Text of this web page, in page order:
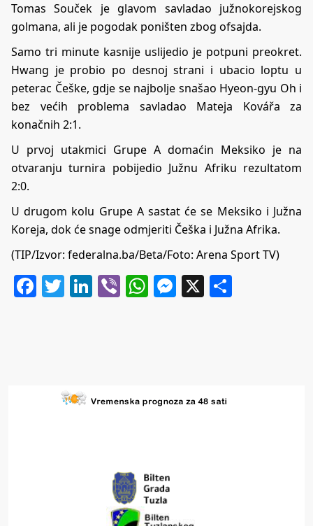
Tomas Souček je glavom savladao južnokorejskog
golmana, ali je pogodak poništen zbog ofsajda.
Samo tri minute kasnije uslijedio je potpuni preokret.
Hwang je probio po desnoj strani i ubacio loptu u
peterac Češke, gdje se najbolje snašao Hyeon-gyu Oh i
bez većih problema savladao Mateja Kovářa za
konačnih 2:1.
U prvoj utakmici Grupe A domaćin Meksiko je na
otvaranju turnira pobijedio Južnu Afriku rezultatom
2:0.
U drugom kolu Grupe A sastat će se Meksiko i Južna
Koreja, dok će snage odmjeriti Češka i Južna Afrika.
(TIP/Izvor: federalna.ba/Beta/Foto: Arena Sport TV)
Facebook
Twitter
LinkedIn
ViberWhatsApp
Messenger
X